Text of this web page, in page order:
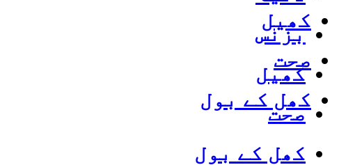
بزنس
کھیل
صحت
کھل کے بول
کھیل
صحت
کھل کے بول